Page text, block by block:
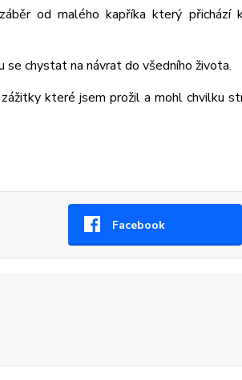
od malého kapříka který přichází
chystat na návrat do všedního života.
které jsem prožil a mohl chvilku
Facebook